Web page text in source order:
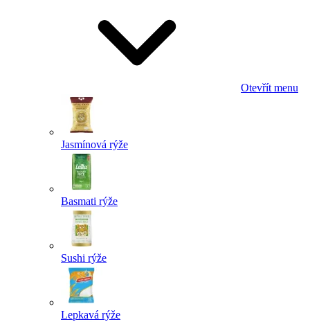
Otevřít menu
Jasmínová rýže
Basmati rýže
Sushi rýže
Lepkavá rýže